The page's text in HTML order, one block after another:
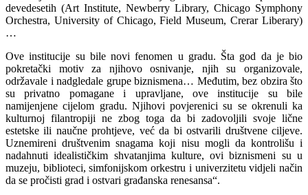
devedesetih (Art Institute, Newberry Library, Chicago Symphony
Orchestra, University of Chicago, Field Museum, Crerar Liberary)
…
Ove institucije su bile novi fenomen u gradu. Šta god da je bio
pokretački motiv za njihovo osnivanje, njih su organizovale,
održavale i nadgledale grupe biznismena… Međutim, bez obzira što
su privatno pomagane i upravljane, ove institucije su bile
namijenjene cijelom gradu. Njihovi povjerenici su se okrenuli ka
kulturnoj filantropiji ne zbog toga da bi zadovoljili svoje lične
estetske ili naučne prohtjeve, već da bi ostvarili društvene ciljeve.
Uznemireni društvenim snagama koji nisu mogli da kontrolišu i
nadahnuti idealističkim shvatanjima kulture, ovi biznismeni su u
muzeju, biblioteci, simfonijskom orkestru i univerzitetu vidjeli način
da se pročisti grad i ostvari građanska renesansa“.